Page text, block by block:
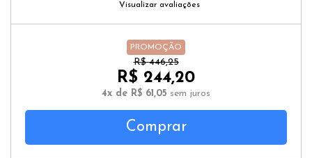
Visualizar avaliações
PROMOÇÃO
R$ 446,25
R$ 244,20
4x de R$ 61,05 sem juros
Comprar